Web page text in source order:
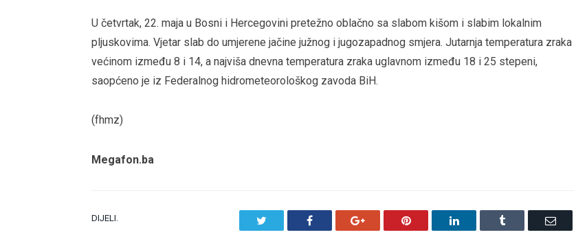
U četvrtak, 22. maja u Bosni i Hercegovini pretežno oblačno sa slabom kišom i slabim lokalnim
pljuskovima. Vjetar slab do umjerene jačine južnog i jugozapadnog smjera. Jutarnja temperatura zraka
većinom između 8 i 14, a najviša dnevna temperatura zraka uglavnom između 18 i 25 stepeni,
saopćeno je iz Federalnog hidrometeorološkog zavoda BiH.
(fhmz)
Megafon.ba
DIJELI. Facebook Google+ Pinterest LinkedIn Tumblr Email